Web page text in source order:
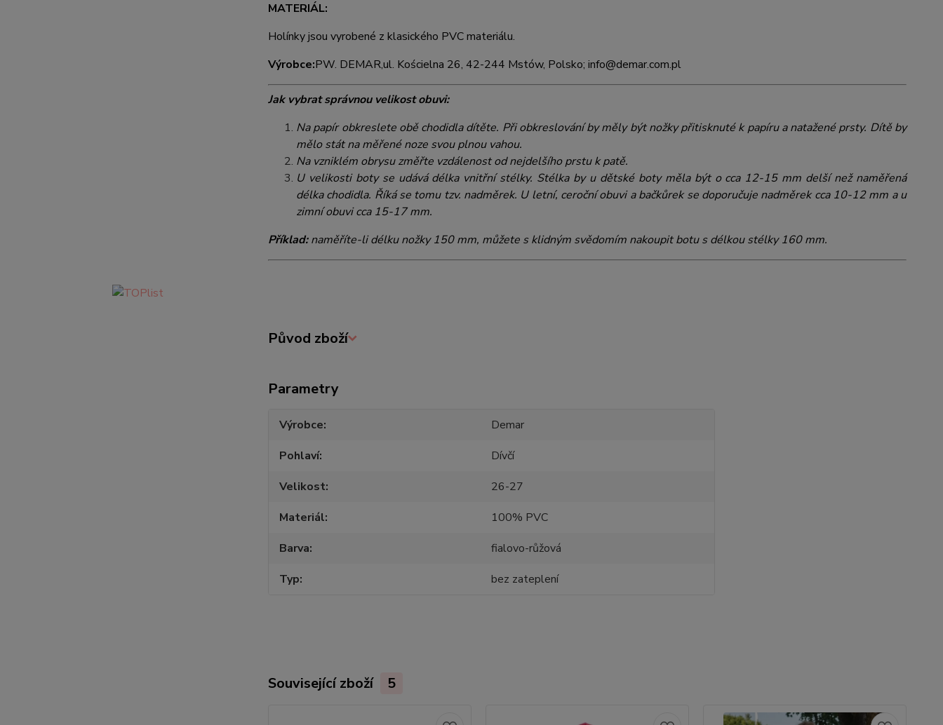
MATERIÁL:
Holínky jsou vyrobené z klasického PVC materiálu.
Výrobce:PW. DEMAR,ul. Kościelna 26, 42-244 Mstów, Polsko; info@demar.com.pl
Jak vybrat správnou velikost obuvi:
Na papír obkreslete obě chodidla dítěte. Při obkreslování by měly být nožky přitisknuté k papíru a natažené prsty. Dítě by
mělo stát na měřené noze svou plnou vahou.
Na vzniklém obrysu změřte vzdálenost od nejdelšího prstu k patě.
U velikosti boty se udává délka vnitřní stélky. Stélka by u dětské boty měla být o cca 12-15 mm delší než naměřená
délka chodidla. Říká se tomu tzv. nadměrek. U letní, ceroční obuvi a bačkůrek se doporučuje nadměrek cca 10-12 mm a u
zimní obuvi cca 15-17 mm.
Příklad:naměříte-li délku nožky 150 mm, můžete s klidným svědomím nakoupit botu s délkou stélky 160 mm.
Původ zboží
Parametry
Výrobce
Demar
Pohlaví
Dívčí
Velikost
26-27
Materiál
100% PVC
Barva
fialovo-růžová
Typ
bez zateplení
Související zboží 5